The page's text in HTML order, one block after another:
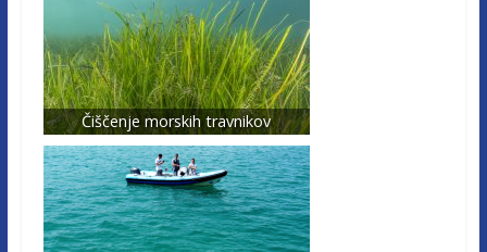
Čiščenje morskih travnikov